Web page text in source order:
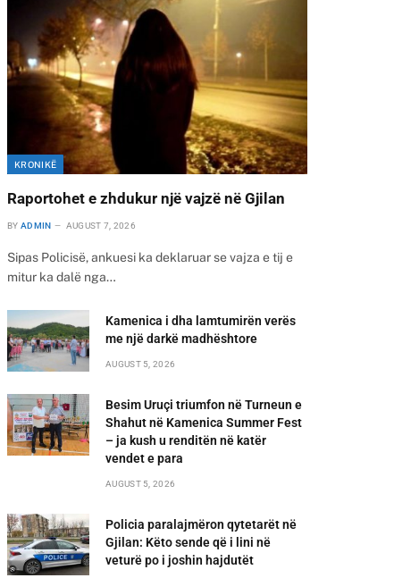
KRONIKË
Raportohet e zhdukur një vajzë në Gjilan
BY ADMIN AUGUST 7, 2026
Sipas Policisë, ankuesi ka deklaruar se vajza e tij e
mitur ka dalë nga…
Kamenica i dha lamtumirën verës
me një darkë madhështore
AUGUST 5, 2026
Besim Uruçi triumfon në Turneun e
Shahut në Kamenica Summer Fest
– ja kush u renditën në katër
vendet e para
AUGUST 5, 2026
Policia paralajmëron qytetarët në
Gjilan: Këto sende që i lini në
veturë po i joshin hajdutët